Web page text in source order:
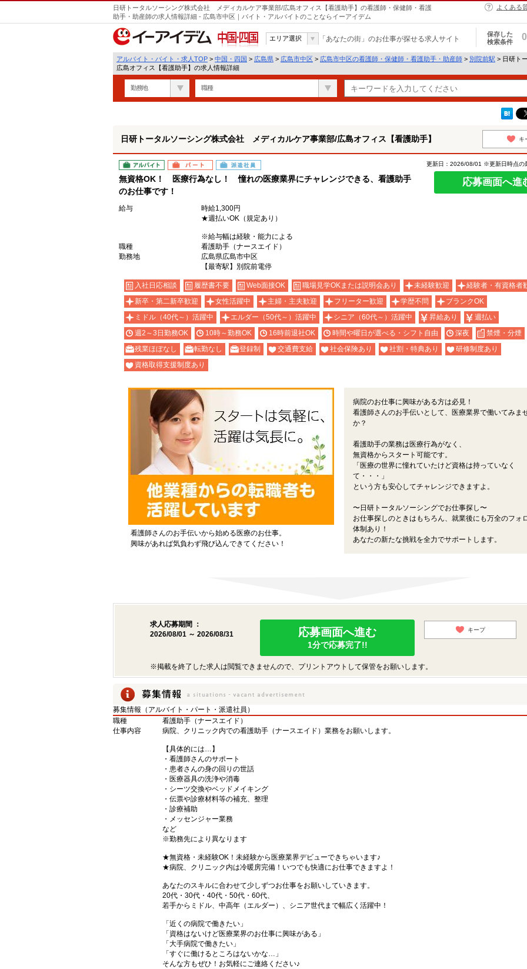
日研トータルソーシング株式会社 メディカルケア事業部/広島オフィス【看護助手】の看護師・保健師・看護
助手・助産師の求人情報詳細 - 広島市中区｜バイト・アルバイトのことならイーアイデム
よくある
中国・四国
エリア選択 「あなたの街」のお仕事が探せる求人サイト
保存した
検索条件
0
アルバイト・バイト・求人TOP > 中国・四国 > 広島県 > 広島市中区 > 広島市中区の看護師・保健師・看護助手・助産師 > 別院前駅 > 日研ト
広島オフィス【看護助手】の求人情報詳細
勤務地 職種
日研トータルソーシング株式会社 メディカルケア事業部/広島オフィス【看護助手】 キ
アルバイト パート 派遣社員
無資格OK！ 医療行為なし！ 憧れの医療業界にチャレンジできる、看護助手
のお仕事です！
更新日：2026/08/01 ※更新日時点の
応募画面へ進
給与
時給1,300円
★週払いOK（規定あり）
※給与幅は経験・能力による
職種
看護助手（ナースエイド）
勤務地
広島県広島市中区
【最寄駅】別院前電停
入社日応相談 履歴書不要 Web面接OK 職場見学OKまたは説明会あり 未経験歓迎
経験者・有資格者
新卒・第二新卒歓迎
女性活躍中 主婦・主夫歓迎 フリーター歓迎 学歴不問
ブランクOK
ミドル（40代～）活躍中
エルダー（50代～）活躍中 シニア（60代～）活躍中 昇給あり
週払い
週2～3日勤務OK
10時～勤務OK 16時前退社OK 時間や曜日が選べる・シフト自由 深夜
禁煙・分煙
残業ほぼなし
転勤なし 登録制 交通費支給 社会保険あり 社割・特典あり
研修制度あり
資格取得支援制度あり
看護師さんのお手伝いから始める医療のお仕事。
興味があれば気負わず飛び込んできてください！
病院のお仕事に興味がある方は必見！
看護師さんのお手伝いとして、医療業界で働いてみま
か？
看護助手の業務は医療行為がなく、
無資格からスタート可能です。
「医療の世界に憧れていたけど資格は持っていなく
て・・・」
という方も安心してチャレンジできますよ。
〜日研トータルソーシングでお仕事探し〜
お仕事探しのときはもちろん、就業後にも万全のフォ
体制あり！
あなたの新たな挑戦を全力でサポートします。
求人応募期間 ：
2026/08/01 ～ 2026/08/31
応募画面へ進む
1分で応募完了!!
キープ
※掲載を終了した求人は閲覧できませんので、プリントアウトして保管をお願いします。
募集情報（アルバイト・パート・派遣社員）
職種
看護助手（ナースエイド）
仕事内容
病院、クリニック内での看護助手（ナースエイド）業務をお願いします。
【具体的には…】
・看護師さんのサポート
・患者さんの身の回りの世話
・医療器具の洗浄や消毒
・シーツ交換やベッドメイキング
・伝票や診療材料等の補充、整理
・診療補助
・メッセンジャー業務
など
※勤務先により異なります
★無資格・未経験OK！未経験から医療業界デビューできちゃいます♪
★病院、クリニック内は冷暖房完備！いつでも快適にお仕事できますよ！
あなたのスキルに合わせて少しずつお仕事をお願いしていきます。
20代・30代・40代・50代・60代、
若手からミドル、中高年（エルダー）、シニア世代まで幅広く活躍中！
「近くの病院で働きたい」
「資格はないけど医療業界のお仕事に興味がある」
「大手病院で働きたい」
「すぐに働けるところはないかな…」
そんな方もぜひ！お気軽にご連絡ください♪